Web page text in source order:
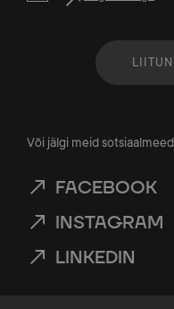
Või jälgi meid
FACEBOOK
INSTAGRAM
LINKEDIN